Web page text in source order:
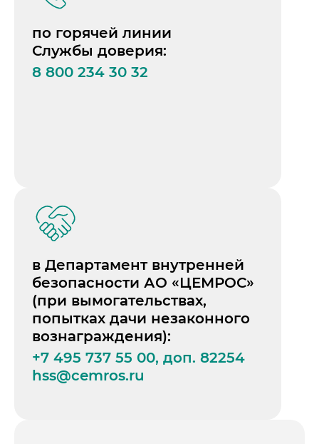
по горячей линии
Службы доверия:
8 800 234 30 32
в Департамент внутренней
безопасности АО «ЦЕМРОС»
(при вымогательствах,
попытках дачи незаконного
вознаграждения):
+7 495 737 55 00, доп. 82254
hss@cemros.ru